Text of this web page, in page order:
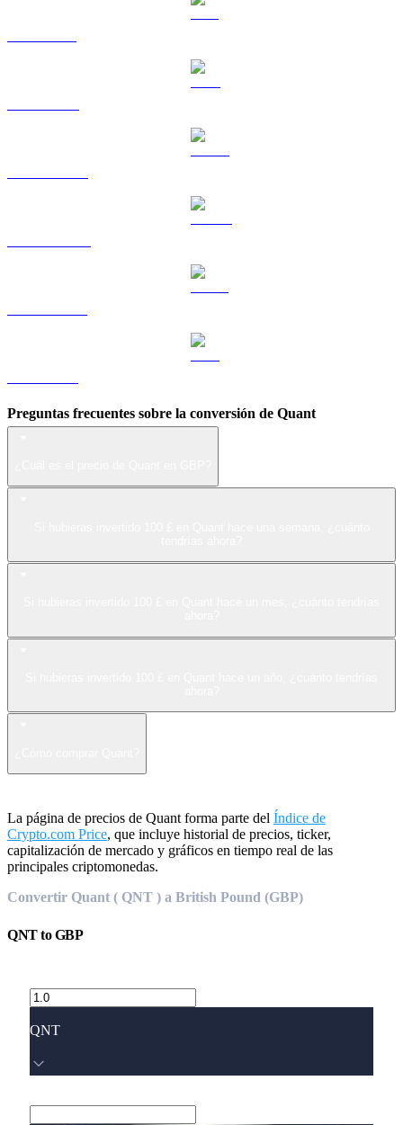
Preguntas frecuentes sobre la conversión de Quant
La página de precios de Quant forma parte del Índice de
Crypto.com Price, que incluye historial de precios, ticker,
capitalización de mercado y gráficos en tiempo real de las
principales criptomonedas.
Convertir Quant ( QNT ) a British Pound (GBP)
QNTtoGBP
QNT